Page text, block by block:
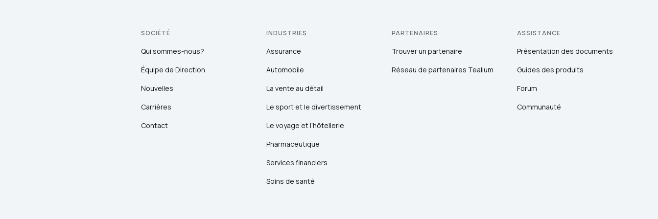
SOCIÉTÉ
Qui sommes-nous?
Équipe de Direction
Nouvelles
Carrières
Contact
INDUSTRIES
Assurance
Automobile
La vente au détail
Le sport et le divertissement
Le voyage et l’hôtellerie
Pharmaceutique
Services financiers
Soins de santé
PARTENAIRES
Trouver un partenaire
Réseau de partenaires Tealium
ASSISTANCE
Présentation des documents
Guides des produits
Forum
Communauté